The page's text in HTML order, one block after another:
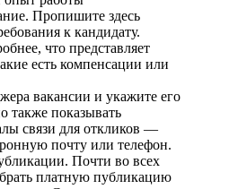
Пропишите здесь
к кандидату.
что представляет
есть компенсации или
вакансии и укажите его
также показывать
связи для откликов —
почту или телефон.
Почти во всех
платную публикацию